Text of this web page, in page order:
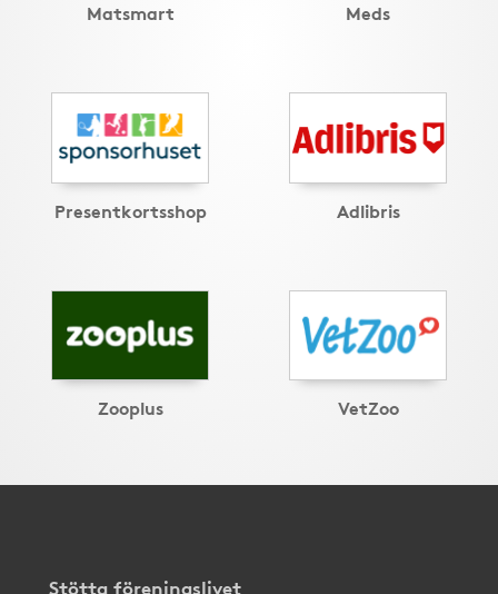
Matsmart Meds
Presentkortsshop Adlibris
Zooplus VetZoo
Stötta föreningslivet